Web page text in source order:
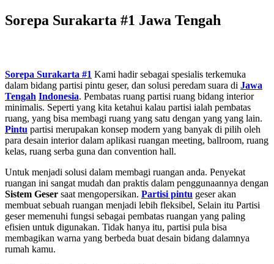
Sorepa Surakarta #1 Jawa Tengah
Sorepa Surakarta #1 Kami hadir sebagai spesialis terkemuka
dalam bidang partisi pintu geser, dan solusi peredam suara di Jawa
Tengah Indonesia. Pembatas ruang partisi ruang bidang interior
minimalis. Seperti yang kita ketahui kalau partisi ialah pembatas
ruang, yang bisa membagi ruang yang satu dengan yang yang lain.
Pintu partisi merupakan konsep modern yang banyak di pilih oleh
para desain interior dalam aplikasi ruangan meeting, ballroom, ruang
kelas, ruang serba guna dan convention hall.
Untuk menjadi solusi dalam membagi ruangan anda. Penyekat
ruangan ini sangat mudah dan praktis dalam penggunaannya dengan
Sistem Geser saat mengopersikan. Partisi pintu geser akan
membuat sebuah ruangan menjadi lebih fleksibel, Selain itu Partisi
geser memenuhi fungsi sebagai pembatas ruangan yang paling
efisien untuk digunakan. Tidak hanya itu, partisi pula bisa
membagikan warna yang berbeda buat desain bidang dalamnya
rumah kamu.